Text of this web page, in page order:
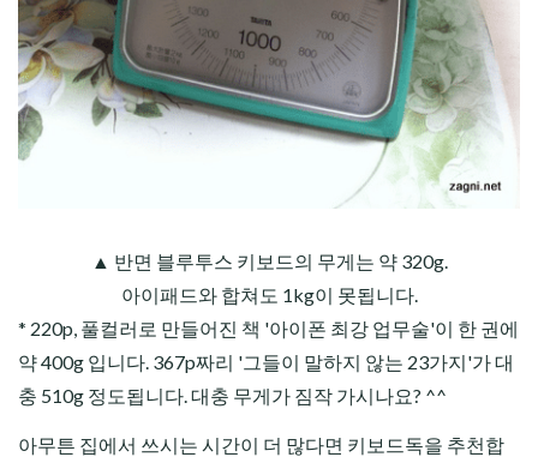
▲ 반면 블루투스 키보드의 무게는 약 320g.
아이패드와 합쳐도 1kg이 못됩니다.
* 220p, 풀컬러로 만들어진 책 '아이폰 최강 업무술'이 한 권에
약 400g 입니다. 367p짜리 '그들이 말하지 않는 23가지'가 대
충 510g 정도됩니다. 대충 무게가 짐작 가시나요? ^^
아무튼 집에서 쓰시는 시간이 더 많다면 키보드독을 추천합